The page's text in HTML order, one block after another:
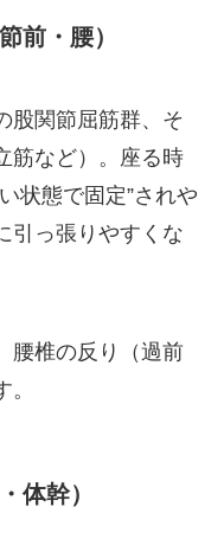
前・腰）
股関節屈筋群、そ
筋など）。座る時
状態で固定”されや
引っ張りやすくな
腰椎の反り（過前
体幹）